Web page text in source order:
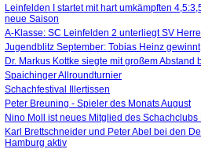
Leinfelden I startet mit hart umkämpften
neue Saison
A-Klasse: SC Leinfelden 2 unterliegt SV
Jugendblitz September: Tobias Heinz gewinnt
Dr. Markus Kottke siegte mit großem
Spaichinger Allroundturnier
Schachfestival Illertissen
Peter Breuning - Spieler des Monats August
Nino Moll ist neues Mitglied des
Karl Brettschneider und Peter Abel bei den
Hamburg aktiv